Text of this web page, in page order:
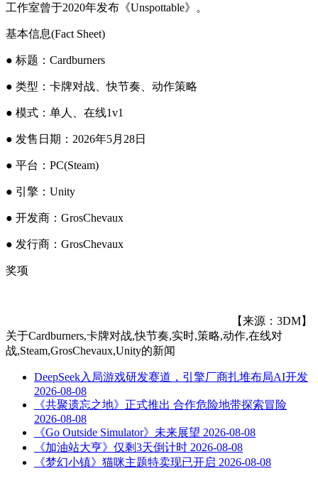
工作室曾于2020年发布《Unspottable》。
基本信息(Fact Sheet)
● 标题：Cardburners
● 类型：卡牌对战、快节奏、动作策略
● 模式：单人、在线1v1
● 发售日期：2026年5月28日
● 平台：PC(Steam)
● 引擎：Unity
● 开发商：GrosChevaux
● 发行商：GrosChevaux
奖项
【来源：3DM】
关于Cardburners,卡牌对战,快节奏,实时,策略,动作,在线对
战,Steam,GrosChevaux,Unity的新闻
DeepSeek入局游戏研发赛道，引擎厂商扎堆布局AI开发
2026-08-08
《共聚遗忘之地》正式推出 合作危险地带探索冒险
2026-08-08
《Go Outside Simulator》未来展望 2026-08-08
《加油站大亨》仅剩3天倒计时 2026-08-08
《梦幻小镇》猫咪主题特卖现已开启 2026-08-08